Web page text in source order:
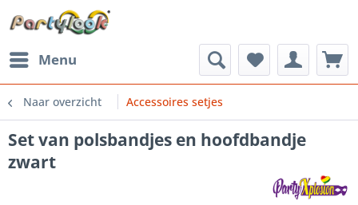
Menu
Naar overzicht Accessoires setjes
Set van polsbandjes en hoofdbandje
zwart